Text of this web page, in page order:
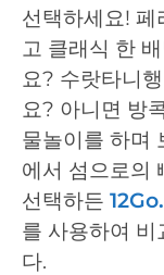
선택하세요! 페
고 클래식 한
요? 수랏타니
요? 아니면 방
물놀이를 하며
에서 섬으로의
선택하든
를 사용하여 비
다.